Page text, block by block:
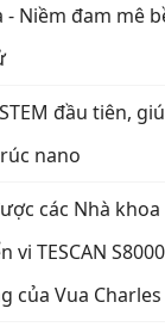
- Niềm đam mê
STEM đầu tiên,
nano
các Nhà
vi TESCAN
của Vua